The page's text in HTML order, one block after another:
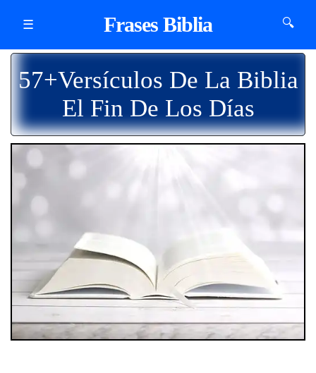
☰ Frases Biblia 🔍
57+Versículos De La Biblia
El Fin De Los Días